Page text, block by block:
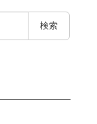
検索